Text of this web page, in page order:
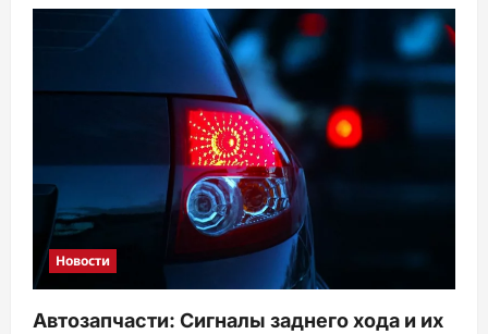
з
и
Новости
Автозапчасти: Сигналы заднего хода и их